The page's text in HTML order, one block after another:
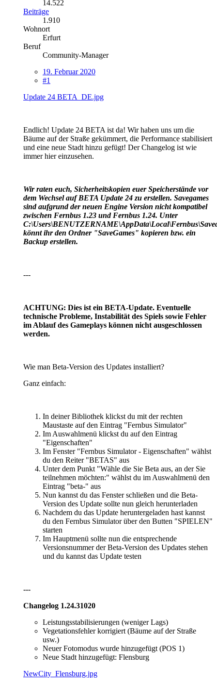
14.522
Beiträge
1.910
Wohnort
Erfurt
Beruf
Community-Manager
19. Februar 2020
#1
Update 24 BETA_DE.jpg
Endlich! Update 24 BETA ist da! Wir haben uns um die
Bäume auf der Straße gekümmert, die Performance stabilisiert
und eine neue Stadt hinzu gefügt! Der Changelog ist wie
immer hier einzusehen.
Wir raten euch, Sicherheitskopien euer Speicherstände vor
dem Wechsel auf BETA Update 24 zu erstellen. Savegames
sind aufgrund der neuen Engine Version nicht kompatibel
zwischen Fernbus 1.23 und Fernbus 1.24. Unter
könnt ihr den Ordner "SaveGames" kopieren bzw. ein
Backup erstellen.
---
ACHTUNG: Dies ist ein BETA-Update. Eventuelle
technische Probleme, Instabilität des Spiels sowie Fehler
im Ablauf des Gameplays können nicht ausgeschlossen
werden.
Wie man Beta-Version des Updates installiert?
Ganz einfach:
In deiner Bibliothek klickst du mit der rechten
Maustaste auf den Eintrag "Fernbus Simulator"
Im Auswahlmenü klickst du auf den Eintrag
"Eigenschaften"
Im Fenster "Fernbus Simulator - Eigenschaften" wählst
du den Reiter "BETAS" aus
Unter dem Punkt "Wähle die Sie Beta aus, an der Sie
teilnehmen möchten:" wählst du im Auswahlmenü den
Eintrag "beta-" aus
Nun kannst du das Fenster schließen und die Beta-
Version des Update sollte nun gleich herunterladen
Nachdem du das Update heruntergeladen hast kannst
du den Fernbus Simulator über den Butten "SPIELEN"
starten
Im Hauptmenü sollte nun die entsprechende
Versionsnummer der Beta-Version des Updates stehen
und du kannst das Update testen
---
Changelog 1.24.31020
Leistungsstabilisierungen (weniger Lags)
Vegetationsfehler korrigiert (Bäume auf der Straße
usw.)
Neuer Fotomodus wurde hinzugefügt (POS 1)
Neue Stadt hinzugefügt: Flensburg
NewCity_Flensburg.jpg